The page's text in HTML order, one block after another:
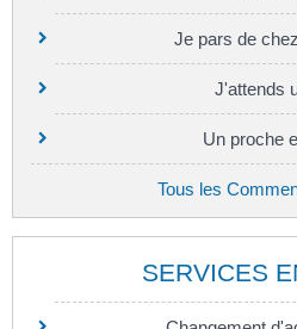
Je pars de
J'attends
Un proche
Tous les
SERVICES